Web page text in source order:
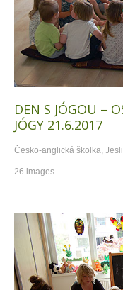
DEN S JÓGOU –
JÓGY 21.6.2017
Česko-anglická školka,
26 images